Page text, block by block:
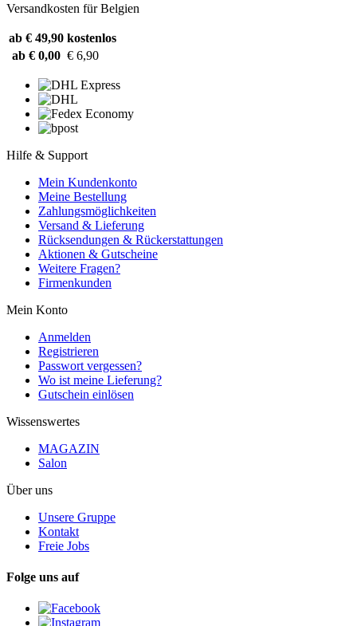
Versandkosten für Belgien
ab € 49,90 kostenlos
ab € 0,00 € 6,90
Hilfe & Support
Mein Kundenkonto
Meine Bestellung
Zahlungsmöglichkeiten
Versand & Lieferung
Rücksendungen & Rückerstattungen
Aktionen & Gutscheine
Weitere Fragen?
Firmenkunden
Mein Konto
Anmelden
Registrieren
Passwort vergessen?
Wo ist meine Lieferung?
Gutschein einlösen
Wissenswertes
MAGAZIN
Salon
Über uns
Unsere Gruppe
Kontakt
Freie Jobs
Folge uns auf